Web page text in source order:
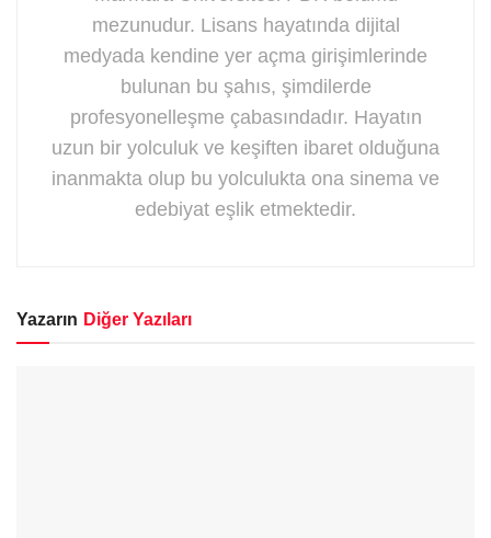
mezunudur. Lisans hayatında dijital
medyada kendine yer açma girişimlerinde
bulunan bu şahıs, şimdilerde
profesyonelleşme çabasındadır. Hayatın
uzun bir yolculuk ve keşiften ibaret olduğuna
inanmakta olup bu yolculukta ona sinema ve
edebiyat eşlik etmektedir.
Yazarın Diğer Yazıları